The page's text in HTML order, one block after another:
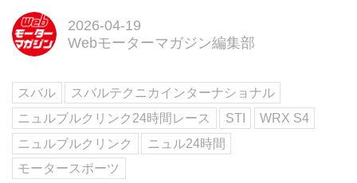
2026-04-19
Webモーターマガジン編集部
スバル
スバルテクニカインターナショナル
ニュルブルクリンク24時間レース
STI
WRX S4
ニュルブルクリンク
ニュル24時間
モータースポーツ